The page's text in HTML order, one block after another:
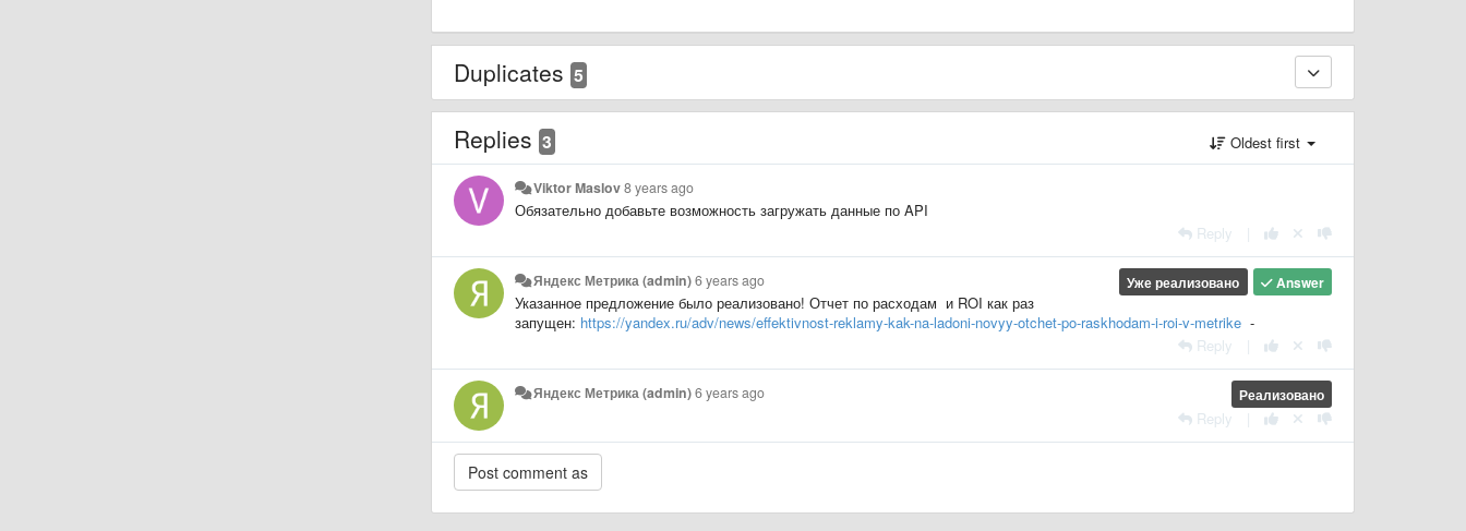
Duplicates 5
Replies 3 Oldest first
Viktor Maslov8 years ago
Обязательно добавьте возможность загружать данные по API
Reply
Answer
Уже реализовано
Яндекс Метрика (admin)6 years ago
Указанное предложение было реализовано! Отчет по расходам и ROI как раз
запущен: https://yandex.ru/adv/news/effektivnost-reklamy-kak-na-ladoni-novyy-otchet-po-raskhodam-i-roi-v-metrike-
Reply
Реализовано
Яндекс Метрика (admin)6 years ago
Reply